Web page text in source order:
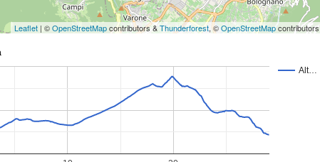
Leaflet | ©OpenStreetMapcontributors &Thunderforest, ©OpenStreetMapcontributors